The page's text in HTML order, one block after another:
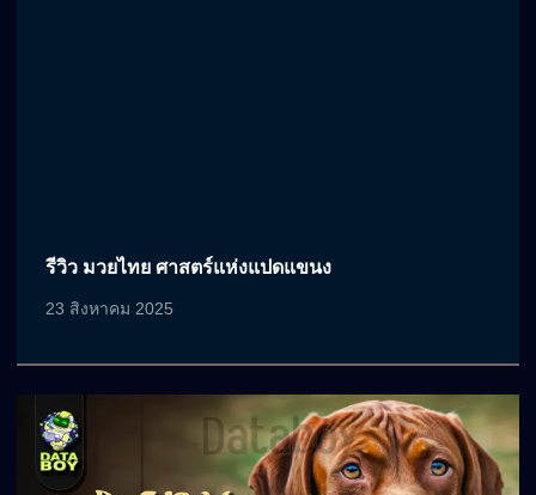
รีวิว มวยไทย ศาสตร์แห่งแปดแขนง
23 สิงหาคม 2025